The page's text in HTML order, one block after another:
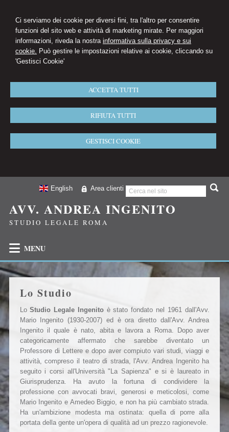
Ci serviamo dei cookie per diversi fini, tra l'altro per consentire
funzioni del sito web e attività di marketing mirate. Per maggiori
informazioni, riveda la nostra informativa sulla privacy e sui
cookie. Può gestire le impostazioni relative ai cookie, cliccando su
'Gestisci Cookie'
ACCETTA TUTTI
RIFIUTA TUTTI
GESTISCI COOKIE
Area clienti
English
AVV. ANDREA INGENITO
STUDIO LEGALE ROMA
MENU
Lo Studio
LoStudio Legale Ingenitoè stato fondato nel 1961 dall'Avv.
Mario Ingenito (1930-2007) ed è ora diretto dall'Avv. Andrea
Ingenito il quale è nato, abita e lavora a Roma. Dopo aver
categoricamente affermato che sarebbe diventato un
Professore di Lettere e dopo aver compiuto vari studi, viaggi e
attività, compreso il teatro di strada, l'Avv. Andrea Ingenito ha
seguito i corsi all'Università "La Sapienza" e si è laureato in
Giurisprudenza. Ha avuto la fortuna di condividere la
professione con avvocati bravi, generosi e meticolosi, come
Mario Ingenito e Amedeo Biggio, e non ha più cambiato strada.
Ha un'ambizione modesta ma ostinata: quella di porre alla
portata della gente un'opera di qualità ad un prezzo ragionevole.